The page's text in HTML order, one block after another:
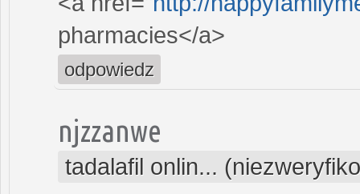
pharmacies</a>
odpowiedz
njzzanwe
tadalafil onlin...